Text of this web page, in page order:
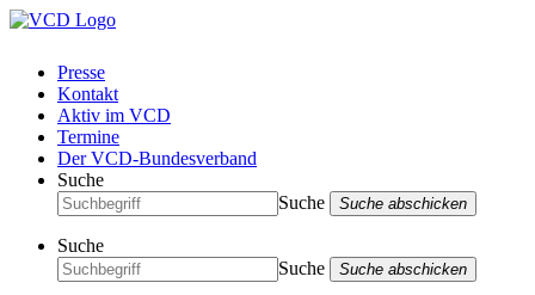
Presse
Kontakt
Aktiv im VCD
Termine
Der VCD-Bundesverband
Suche
Suche
Suche abschicken
Suche
Suche
Suche abschicken